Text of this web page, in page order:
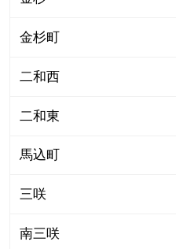
金杉町
二和西
二和東
馬込町
三咲
南三咲